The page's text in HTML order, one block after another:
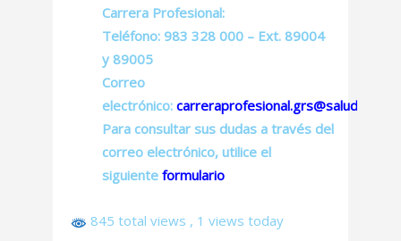
Carrera Profesional:
Teléfono: 983 328 000 – Ext. 89004
y 89005
Correo
electrónico:
Para consultar sus dudas a través del
correo electrónico, utilice el
siguiente formulario
845 total views , 1 views today